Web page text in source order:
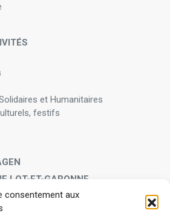
consentement aux
et Humanitaires
festifs
LOT-ET-GARONNE